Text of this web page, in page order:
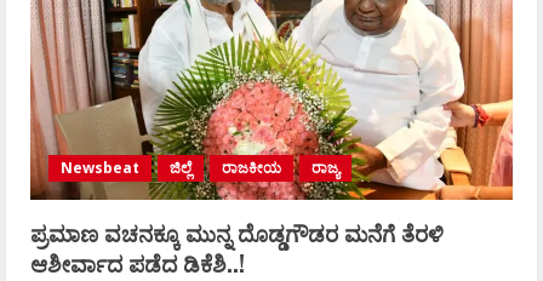
Newsbeat ಜಿಲ್ಲೆ ರಾಜಕೀಯ ರಾಜ್ಯ
ಪ್ರಮಾಣ ವಚನಕ್ಕೂ ಮುನ್ನ ದೊಡ್ಡಗೌಡರ ಮನೆಗೆ ತೆರಳಿ
ಆಶೀರ್ವಾದ ಪಡೆದ ಡಿಕೆಶಿ..!